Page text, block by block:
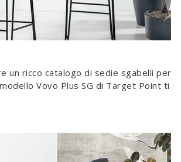
un ricco catalogo di sedie sgabelli per
Vovo Plus SG di Target Point ti